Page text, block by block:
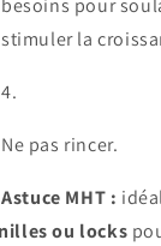
besoins pour
stimuler la
Ne pas rincer.
Astuce MHT :
ou locks